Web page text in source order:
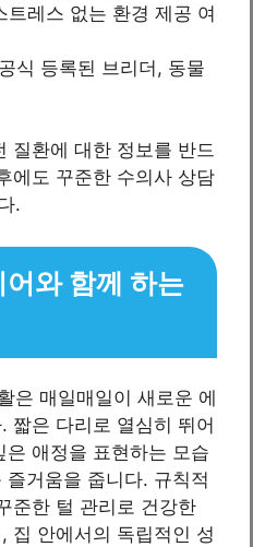
트레스 없는 환경 제공 여
식 등록된 브리더, 동물
질환에 대한 정보를 반드
에도 꾸준한 수의사 상담
.
와 함께 하는
은 매일매일이 새로운 에
짧은 다리로 열심히 뛰어
애정을 표현하는 모습
거움을 줍니다. 규칙적
준한 털 관리로 건강한
집 안에서의 독립적인 성